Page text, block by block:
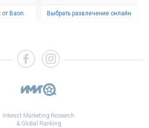
от Baon Выбрать развлечение онлайн
Interest Marketing Research
& Global Ranking